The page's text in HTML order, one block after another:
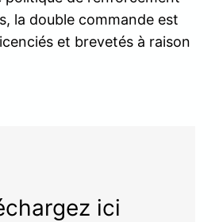
la double commande est
et brevetés à raison
ici